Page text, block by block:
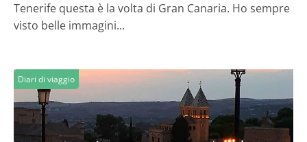
Utilizziamo i cookie per personalizzare contenuti ed
informazioni sul modo in cui utilizzi il nostro sito con i
nostri partner che si occupano di analisi dei dati web,
pubblicità e social media, i quali potrebbero combinarle
con altre informazioni che hai fornito loro o che hanno
raccolto dal tuo utilizzo dei loro servizi.
Tenerife questa è la volta di Gran Canaria. Ho sempre
visto belle immagini...
Diari di viaggio